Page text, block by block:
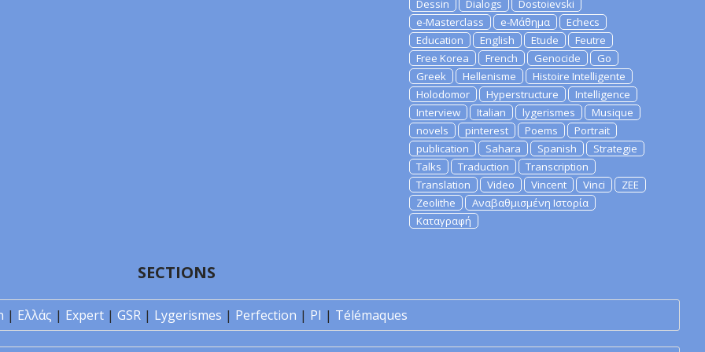
Dessin
Dialogs
Dostoievski
e-Masterclass
e-Μάθημα
Echecs
Education
English Etude
Feutre
Free Korea
French Genocide
Go
Greek
Hellenisme
Histoire Intelligente
Holodomor
Hyperstructure
Intelligence
Interview
Italian lygerismes
Musique
novels
pinterest Poems
Portrait
publication
Sahara Spanish
Strategie
Talks
Traduction
Transcription
Translation
Video Vincent Vinci
ZEE
Zeolithe
Αναβαθμισμένη Ιστορία
Καταγραφή
SECTIONS
| Ελλάς | Expert | GSR | Lygerismes | Perfection | PI | Télémaques